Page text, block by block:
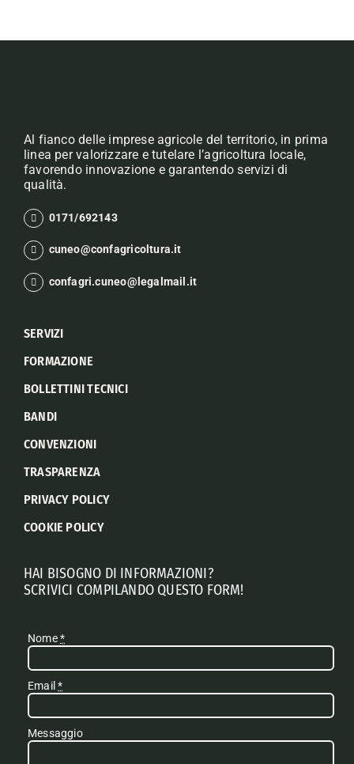
Al fianco delle imprese agricole del territorio, in prima
linea per valorizzare e tutelare l’agricoltura locale,
favorendo innovazione e garantendo servizi di
qualità.
0171/692143
cuneo@confagricoltura.it
confagri.cuneo@legalmail.it
SERVIZI
FORMAZIONE
BOLLETTINI TECNICI
BANDI
CONVENZIONI
TRASPARENZA
PRIVACY POLICY
COOKIE POLICY
HAI BISOGNO DI INFORMAZIONI?
SCRIVICI COMPILANDO QUESTO FORM!
Nome*
Email*
Messaggio